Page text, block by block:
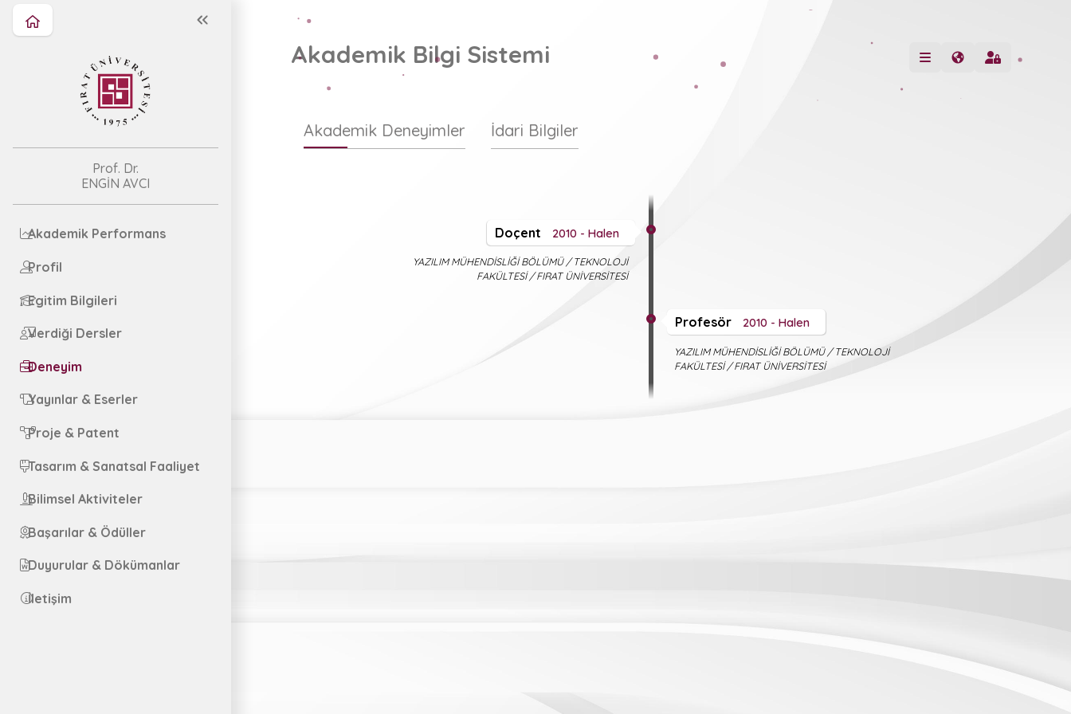
Prof. Dr.
ENGİN AVCI
Akademik Performans
Profil
Egitim Bilgileri
Verdiği Dersler
Deneyim
Yayınlar & Eserler
Proje & Patent
Tasarım & Sanatsal Faaliyet
Bilimsel Aktiviteler
Başarılar & Ödüller
Duyurular & Dökümanlar
İletişim
Akademik Bilgi Sistemi
Akademik Deneyimler İdari Bilgiler
Doçent 2010 - Halen
YAZILIM MÜHENDİSLİĞİ BÖLÜMÜ / TEKNOLOJİ
FAKÜLTESİ / FIRAT ÜNİVERSİTESİ
Profesör 2010 - Halen
YAZILIM MÜHENDİSLİĞİ BÖLÜMÜ / TEKNOLOJİ
FAKÜLTESİ / FIRAT ÜNİVERSİTESİ